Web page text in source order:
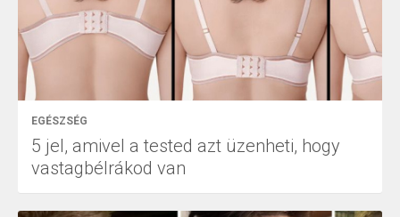
EGÉSZSÉG
5 jel, amivel a tested azt üzenheti, hogy
vastagbélrákod van